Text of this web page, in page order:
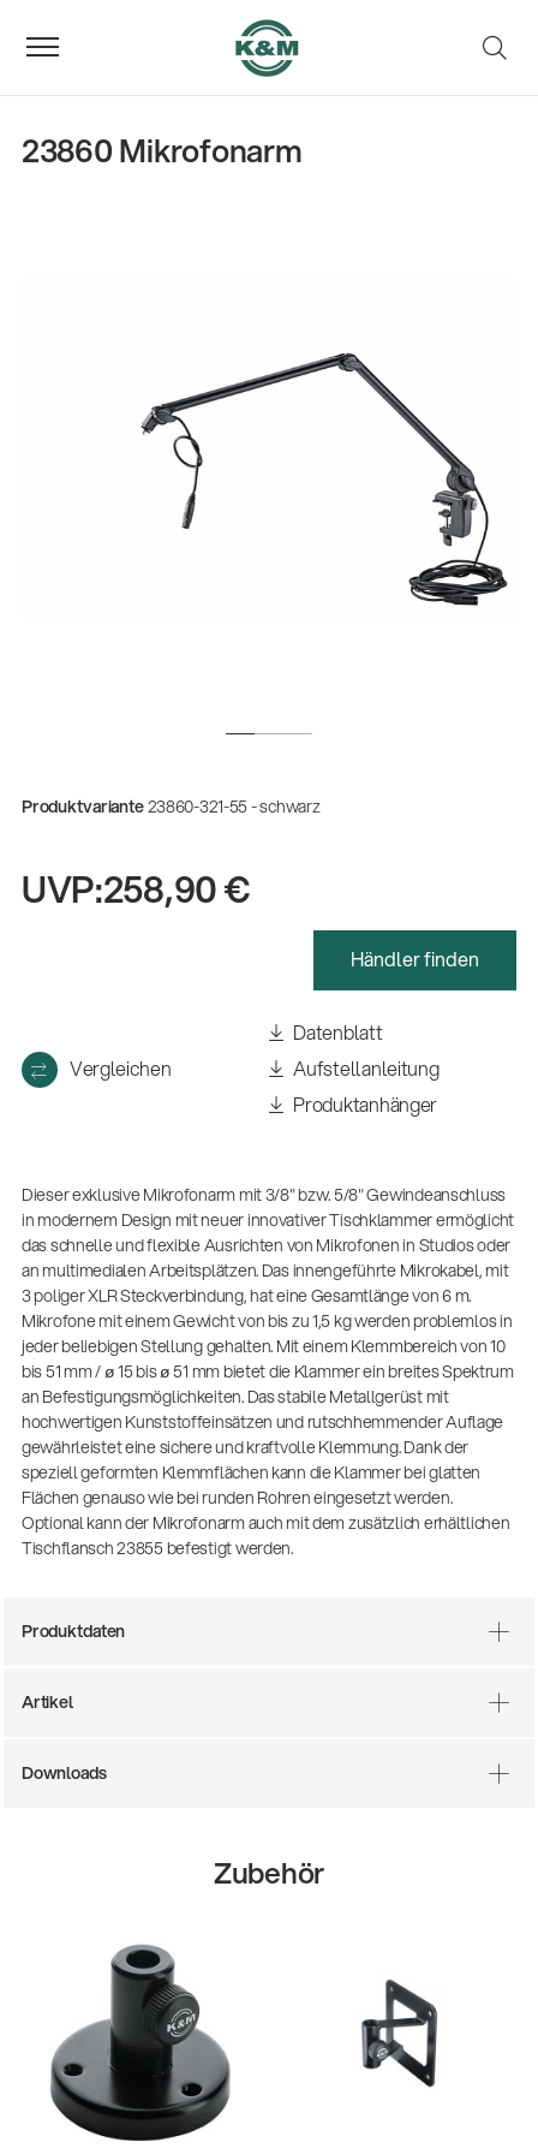
13860-200-25
Gitarrenstuhl
Mit dabei, wenn Fußballgeschichte
geschrieben wird: Mikrofonieren am
Spielfeldrand
Produkte| 19.06.2026
Fachkraft für Metalltechnik Ausbildung
(m/w/d)
Ausbildung | freie Ausbildungsstellen
23860 Mikrofonarm
Produktvariante23860-321-55 - schwarz
UVP:258,90 €
Händler finden
Vergleichen
Datenblatt
Aufstellanleitung
Produktanhänger
Dieser exklusive Mikrofonarm mit 3/8" bzw. 5/8" Gewindeanschluss
in modernem Design mit neuer innovativer Tischklammer ermöglicht
das schnelle und flexible Ausrichten von Mikrofonen in Studios oder
an multimedialen Arbeitsplätzen. Das innengeführte Mikrokabel, mit
3 poliger XLR Steckverbindung, hat eine Gesamtlänge von 6 m.
Mikrofone mit einem Gewicht von bis zu 1,5 kg werden problemlos in
jeder beliebigen Stellung gehalten. Mit einem Klemmbereich von 10
bis 51 mm / ø 15 bis ø 51 mm bietet die Klammer ein breites Spektrum
an Befestigungsmöglichkeiten. Das stabile Metallgerüst mit
hochwertigen Kunststoffeinsätzen und rutschhemmender Auflage
gewährleistet eine sichere und kraftvolle Klemmung. Dank der
speziell geformten Klemmflächen kann die Klammer bei glatten
Flächen genauso wie bei runden Rohren eingesetzt werden.
Optional kann der Mikrofonarm auch mit dem zusätzlich erhältlichen
Tischflansch 23855 befestigt werden.
Produktdaten
Artikel
Downloads
Zubehör